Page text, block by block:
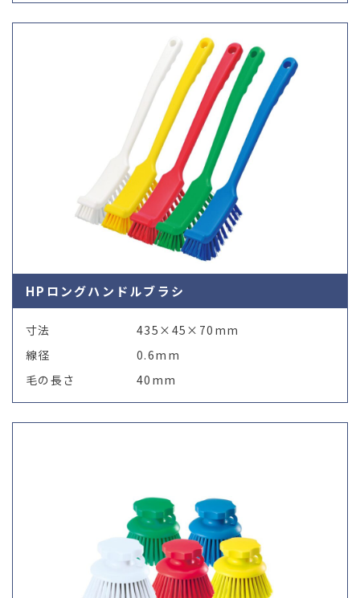
HPロングハンドルブラシ
寸法
435×45×70mm
線径
0.6mm
毛の長さ
40mm